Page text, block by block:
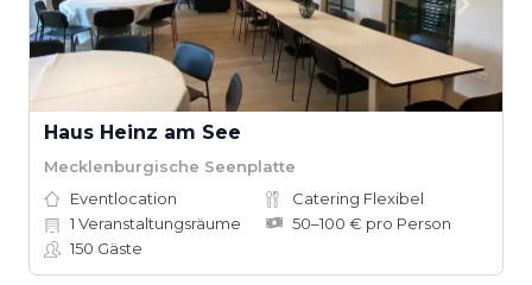
Haus Heinz am See
Mecklenburgische Seenplatte
Eventlocation
Catering Flexibel
1 Veranstaltungsräume
50–100 € pro Person
150 Gäste